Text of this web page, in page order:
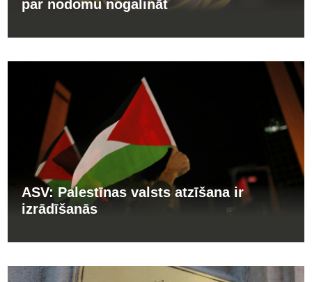
par nodomu nogalināt
ASV: Palestīnas valsts atzīšana ir
izrādīšanās